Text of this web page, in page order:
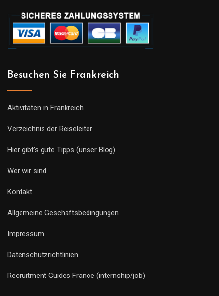
Besuchen Sie Frankreich
Aktivitäten in Frankreich
Verzeichnis der Reiseleiter
Hier gibt’s gute Tipps (unser Blog)
Wer wir sind
Kontakt
Allgemeine Geschäftsbedingungen
Impressum
Datenschutzrichtlinien
Recruitment Guides France (internship/job)